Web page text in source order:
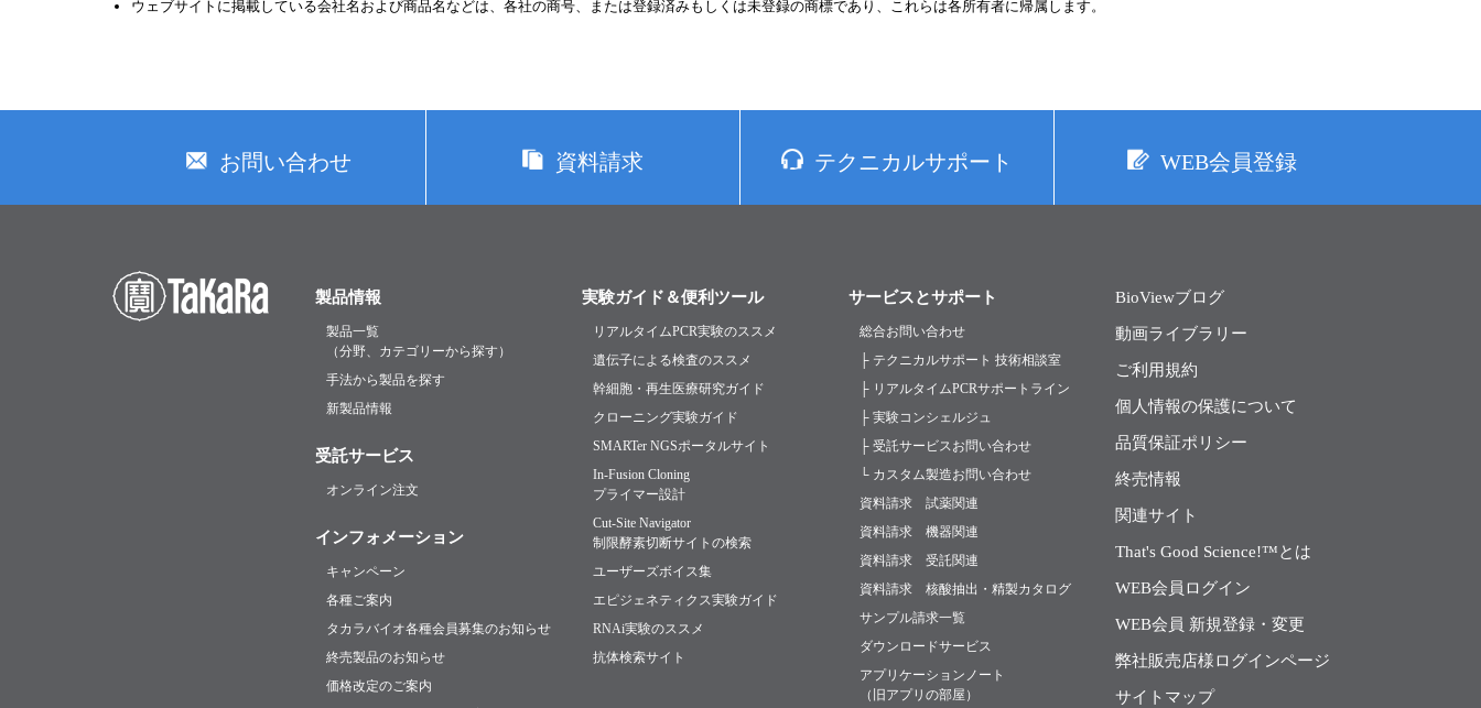
ウェブサイトに掲載している会社名および商品名などは、各社の商号、または登録済みもしくは未登録の商標であり、これらは各所有者に帰属します。
お問い合わせ 資料請求 テクニカルサポート WEB会員登録
製品情報
製品一覧
（分野、カテゴリーから探す）
手法から製品を探す
新製品情報
受託サービス
オンライン注文
インフォメーション
キャンペーン
各種ご案内
タカラバイオ各種会員募集のお知らせ
終売製品のお知らせ
価格改定のご案内
実験ガイド＆便利ツール
リアルタイムPCR実験のススメ
遺伝子による検査のススメ
幹細胞・再生医療研究ガイド
クローニング実験ガイド
SMARTer NGSポータルサイト
In-Fusion Cloning
プライマー設計
Cut-Site Navigator
制限酵素切断サイトの検索
ユーザーズボイス集
エピジェネティクス実験ガイド
RNAi実験のススメ
抗体検索サイト
サービスとサポート
総合お問い合わせ
├ テクニカルサポート 技術相談室
├ リアルタイムPCRサポートライン
├ 実験コンシェルジュ
├ 受託サービスお問い合わせ
└ カスタム製造お問い合わせ
資料請求 試薬関連
資料請求 機器関連
資料請求 受託関連
資料請求 核酸抽出・精製カタログ
サンプル請求一覧
ダウンロードサービス
アプリケーションノート
（旧アプリの部屋）
BioViewブログ
動画ライブラリー
ご利用規約
個人情報の保護について
品質保証ポリシー
終売情報
関連サイト
That's Good Science!™とは
WEB会員ログイン
WEB会員 新規登録・変更
弊社販売店様ログインページ
サイトマップ